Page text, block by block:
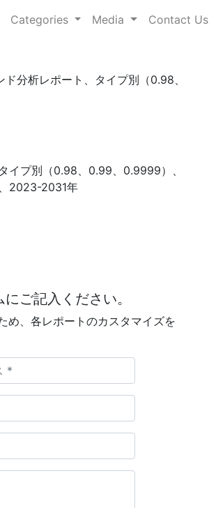
Categories Media Contact Us
分析レポート、タイプ別（0.98、
イプ別（0.98、0.99、0.9999）、
2023-2031年
ご記入ください。
め、各レポートのカスタマイズを